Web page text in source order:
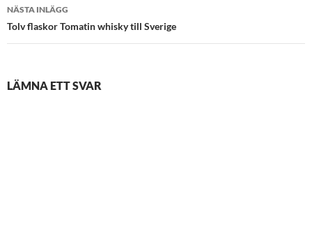
NÄSTA INLÄGG
Tolv flaskor Tomatin whisky till Sverige
LÄMNA ETT SVAR